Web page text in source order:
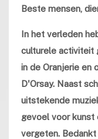
Beste mensen,
In het verleden
culturele activiteit
in de Oranjerie en
D'Orsay. Naast
uitstekende
gevoel voor kunst
vergeten.